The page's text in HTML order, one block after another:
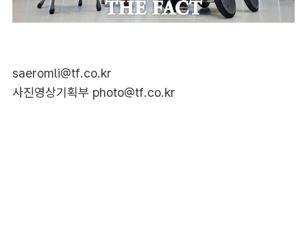
saeromli@tf.co.kr
사진영상기획부 photo@tf.co.kr